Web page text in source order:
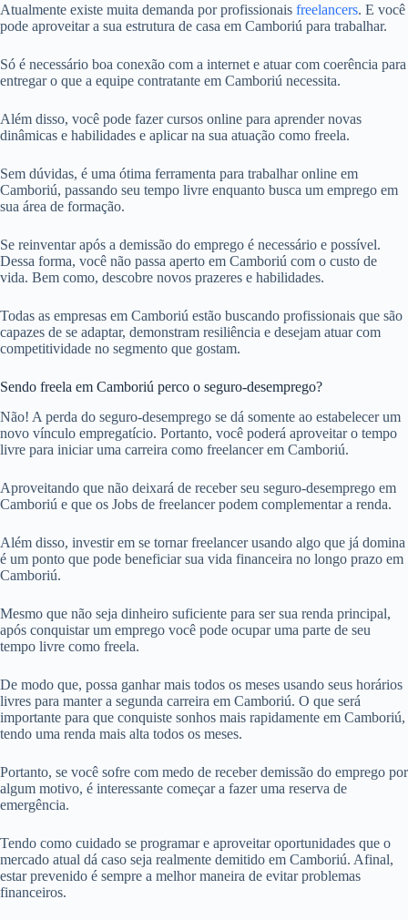
Atualmente existe muita demanda por profissionais freelancers. E você
pode aproveitar a sua estrutura de casa em Camboriú para trabalhar.
Só é necessário boa conexão com a internet e atuar com coerência para
entregar o que a equipe contratante em Camboriú necessita.
Além disso, você pode fazer cursos online para aprender novas
dinâmicas e habilidades e aplicar na sua atuação como freela.
Sem dúvidas, é uma ótima ferramenta para trabalhar online em
Camboriú, passando seu tempo livre enquanto busca um emprego em
sua área de formação.
Se reinventar após a demissão do emprego é necessário e possível.
Dessa forma, você não passa aperto em Camboriú com o custo de
vida. Bem como, descobre novos prazeres e habilidades.
Todas as empresas em Camboriú estão buscando profissionais que são
capazes de se adaptar, demonstram resiliência e desejam atuar com
competitividade no segmento que gostam.
Sendo freela em Camboriú perco o seguro-desemprego?
Não! A perda do seguro-desemprego se dá somente ao estabelecer um
novo vínculo empregatício. Portanto, você poderá aproveitar o tempo
livre para iniciar uma carreira como freelancer em Camboriú.
Aproveitando que não deixará de receber seu seguro-desemprego em
Camboriú e que os Jobs de freelancer podem complementar a renda.
Além disso, investir em se tornar freelancer usando algo que já domina
é um ponto que pode beneficiar sua vida financeira no longo prazo em
Camboriú.
Mesmo que não seja dinheiro suficiente para ser sua renda principal,
após conquistar um emprego você pode ocupar uma parte de seu
tempo livre como freela.
De modo que, possa ganhar mais todos os meses usando seus horários
livres para manter a segunda carreira em Camboriú. O que será
importante para que conquiste sonhos mais rapidamente em Camboriú,
tendo uma renda mais alta todos os meses.
Portanto, se você sofre com medo de receber demissão do emprego por
algum motivo, é interessante começar a fazer uma reserva de
emergência.
Tendo como cuidado se programar e aproveitar oportunidades que o
mercado atual dá caso seja realmente demitido em Camboriú. Afinal,
estar prevenido é sempre a melhor maneira de evitar problemas
financeiros.